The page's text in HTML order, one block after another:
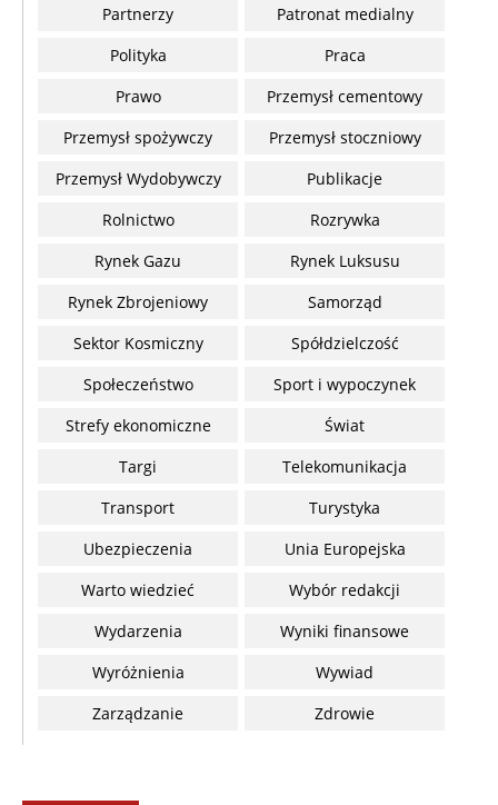
Partnerzy
Patronat medialny
Polityka
Praca
Prawo
Przemysł cementowy
Przemysł spożywczy
Przemysł stoczniowy
Przemysł Wydobywczy
Publikacje
Rolnictwo
Rozrywka
Rynek Gazu
Rynek Luksusu
Rynek Zbrojeniowy
Samorząd
Sektor Kosmiczny
Spółdzielczość
Społeczeństwo
Sport i wypoczynek
Strefy ekonomiczne
Świat
Targi
Telekomunikacja
Transport
Turystyka
Ubezpieczenia
Unia Europejska
Warto wiedzieć
Wybór redakcji
Wydarzenia
Wyniki finansowe
Wyróżnienia
Wywiad
Zarządzanie
Zdrowie